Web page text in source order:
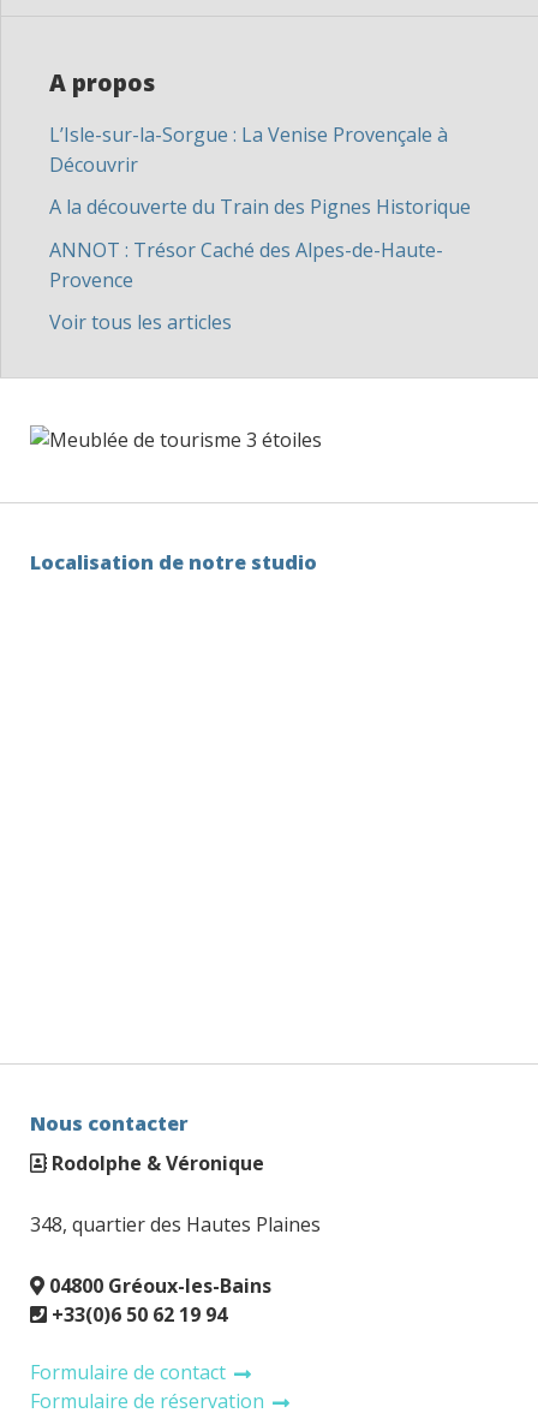
A propos
L’Isle-sur-la-Sorgue : La Venise Provençale à
Découvrir
A la découverte du Train des Pignes Historique
ANNOT : Trésor Caché des Alpes-de-Haute-
Provence
Voir tous les articles
Localisation de notre studio
Nous contacter
Rodolphe & Véronique
348, quartier des Hautes Plaines
04800 Gréoux-les-Bains
+33(0)6 50 62 19 94
Formulaire de contact
Formulaire de réservation